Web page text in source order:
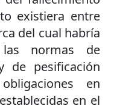
existiera entre
del cual habría
normas de
de pesificación
en
en el